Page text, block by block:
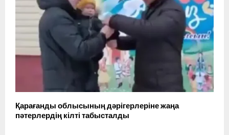
Қарағанды облысының дәрігерлеріне жаңа
пәтерлердің кілті табысталды